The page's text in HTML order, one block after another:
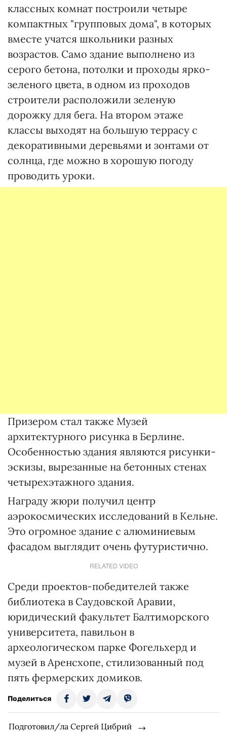
классных комнат построили четыре
компактных "групповых дома", в которых
вместе учатся школьники разных
возрастов. Само здание выполнено из
серого бетона, потолки и проходы ярко-
зеленого цвета, в одном из проходов
строители расположили зеленую
дорожку для бега. На втором этаже
классы выходят на большую террасу с
декоративными деревьями и зонтами от
солнца, где можно в хорошую погоду
проводить уроки.
Призером стал также Музей
архитектурного рисунка в Берлине.
Особенностью здания являются рисунки-
эскизы, вырезанные на бетонных стенах
четырехэтажного здания.
Награду жюри получил центр
аэрокосмических исследований в Кельне.
Это огромное здание с алюминиевым
фасадом выглядит очень футуристично.
RELATED VIDEO
Среди проектов-победителей также
библиотека в Саудовской Аравии,
юридический факультет Балтиморского
университета, павильон в
археологическом парке Фогельхерд и
музей в Аренсхопе, стилизованный под
пять фермерских домиков.
Поделиться
Подготовил/ла Сергей Цибрий